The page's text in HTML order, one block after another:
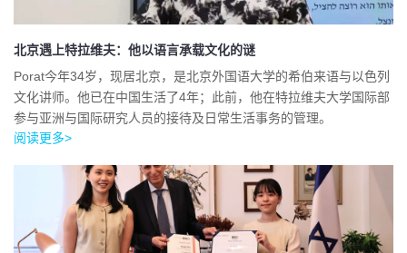
北京遇上特拉维夫：他以语言承载文化的谜
Porat今年34岁，现居北京，是北京外国语大学的希伯来语与以色列
文化讲师。他已在中国生活了4年；此前，他在特拉维夫大学国际部
参与亚洲与国际研究人员的接待及日常生活事务的管理。
阅读更多>